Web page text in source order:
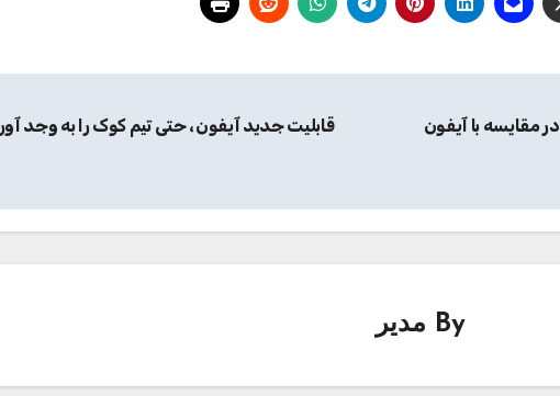
پیش بینی فروش بیشتر آیفون های 2018 در مقایسه با آیفون
قابلیت جدید آیفون، حتی تیم کوک را به وجد
By مدیر